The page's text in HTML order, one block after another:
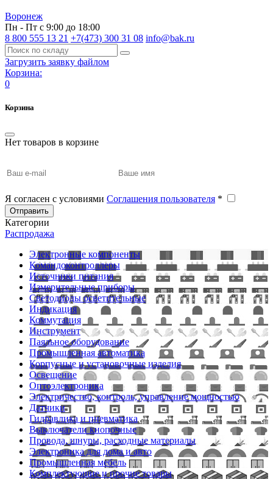
Воронеж
Пн - Пт с 9:00 до 18:00
8 800 555 13 21 +7(473) 300 31 08 info@bak.ru
Загрузить заявку файлом
Корзина:
0
Корзина
Нет товаров в корзине
Я согласен с условиями Соглашения пользователя *
Отправить
Категории
Распродажа
Электронные компоненты
Командоконтроллеры
Источники питания
Измерительные приборы
Светодиоды осветительные
Индикация
Коммутация
Инструмент
Паяльное оборудование
Промышленная автоматика
Корпусные и установочные изделия
Освещение
Оптоэлектроника
Электричество, контроль, управление мощностью
Датчики
Гидравлика и пневматика
Выключатели кнопочные
Провода, шнуры, расходные материалы
Электроника для дома и авто
Промышленная мебель
Комплектующие и прочие товары